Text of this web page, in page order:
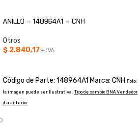
ANILLO – 148964A1 – CNH
Otros
$ 2.840,17 + IVA
Código de Parte: 148964A1 Marca: CNH
Foto:
la imagen puede ser Ilustrativa. Tipo de cambio BNA Vendedor
dia anterior